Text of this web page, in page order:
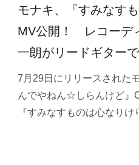
モナキ、『すみなす
MV公開！ レコーデ
一朗がリードギター
7月29日にリリースされた
んでやねん☆しらんけど』
『すみなすものは心なり